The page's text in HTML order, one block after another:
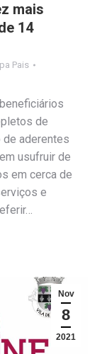
mais
14
Pais
de
de aderentes
usufruir de
em cerca de
e
Nov
8
2021